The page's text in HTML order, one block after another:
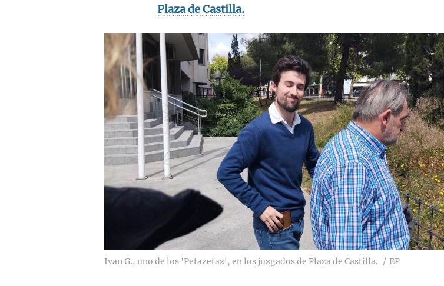
Plaza de Castilla.
Ivan G., uno de los 'Petazetaz', en los juzgados de Plaza de Castilla. EP